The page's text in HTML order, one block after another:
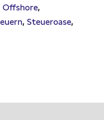
Offshore
Steueroase